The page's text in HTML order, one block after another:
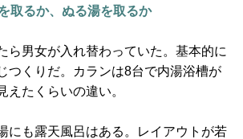
取るか、ぬる湯を取るか
ら男女が入れ替わっていた。基本的に
つくりだ。カランは8台で内湯浴槽が
えたくらいの違い。
にも露天風呂はある。レイアウトが若